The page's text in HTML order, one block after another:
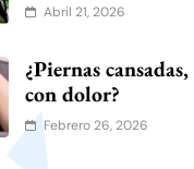
Abril 21, 2026
¿Piernas
con dolor?
Febrero 26, 2026